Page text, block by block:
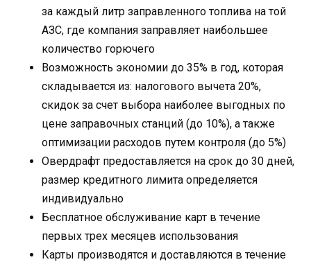
за каждый литр заправленного топлива на той
АЗС, где компания заправляет наибольшее
количество горючего
Возможность экономии до 35% в год, которая
складывается из: налогового вычета 20%,
скидок за счет выбора наиболее выгодных по
цене заправочных станций (до 10%), а также
оптимизации расходов путем контроля (до 5%)
Овердрафт предоставляется на срок до 30 дней,
размер кредитного лимита определяется
индивидуально
Бесплатное обслуживание карт в течение
первых трех месяцев использования
Карты производятся и доставляются в течение